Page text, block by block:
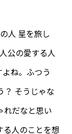
人 星を旅し
公の愛する人
ね。ふつう
？ そうじゃな
れだなと思い
る人のことを想